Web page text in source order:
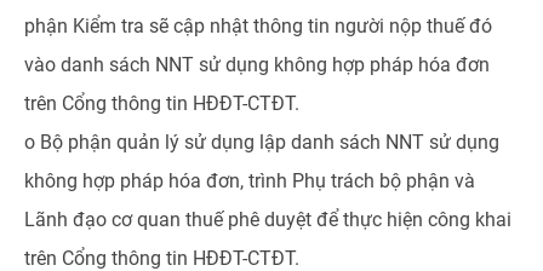
phận Kiểm tra sẽ cập nhật thông tin người nộp thuế đó
vào danh sách NNT sử dụng không hợp pháp hóa đơn
trên Cổng thông tin HĐĐT-CTĐT.
o Bộ phận quản lý sử dụng lập danh sách NNT sử dụng
không hợp pháp hóa đơn, trình Phụ trách bộ phận và
Lãnh đạo cơ quan thuế phê duyệt để thực hiện công khai
trên Cổng thông tin HĐĐT-CTĐT.